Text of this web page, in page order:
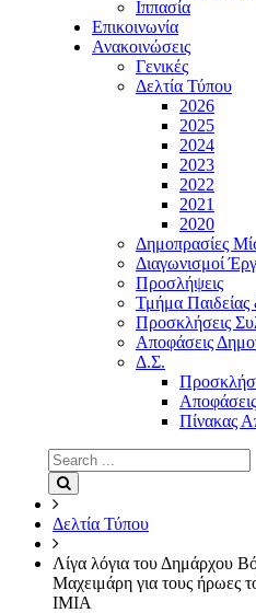
Ιππασία
Επικοινωνία
Ανακοινώσεις
Γενικές
Δελτία Τύπου
2026
2025
2024
2023
2022
2021
2020
Δημοπρασίες
Διαγωνισμοί
Προσλήψεις
Τμήμα
Προσκλήσεις
Αποφάσεις
Δ.Σ.
Πίνακας
Search
for:
Δελτία Τύπου
Λίγα λόγια του Δημάρχου
Μαχειμάρη για τους ήρωες
ΙΜΙΑ